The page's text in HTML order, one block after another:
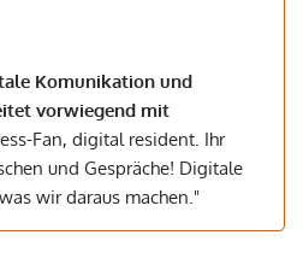
Komunikation und
vorwiegend mit
Fan, digital resident. Ihr
und Gespräche! Digitale
wir daraus machen."